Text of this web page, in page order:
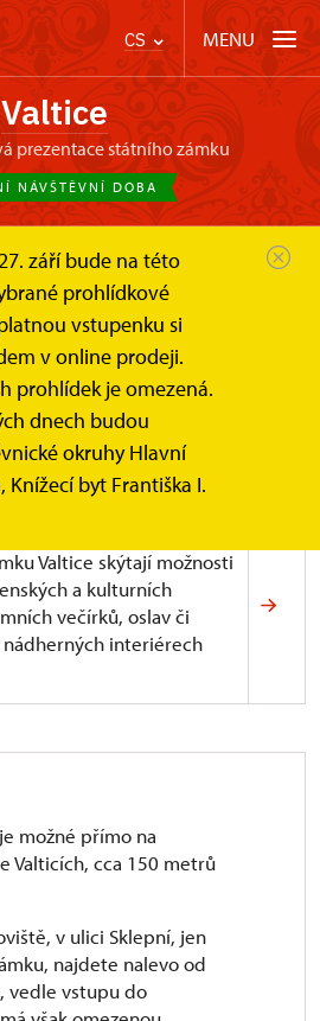
CS MENU
Valtice
prezentace státního zámku
NÁVŠTĚVNÍ DOBA
září bude na této
prohlídkové
vstupenku si
v online prodeji.
prohlídek je omezená.
dnech budou
okruhy Hlavní
byt Františka I.
pro návštěvníky
návštěvníky
Valtice skýtají možnosti
a kulturních
večírků, oslav či
interiérech
možné přímo na
Valticích, cca 150 metrů
v ulici Sklepní, jen
najdete nalevo od
vedle vstupu do